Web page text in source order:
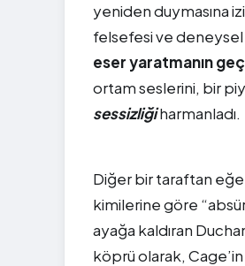
yeniden duymasına
felsefesi ve
eser yaratmanın
ortam seslerini, bir
sessizliğiharmanladı.
Diğer bir taraftan
kimilerine göre
ayağa kaldıran
köprü olarak,